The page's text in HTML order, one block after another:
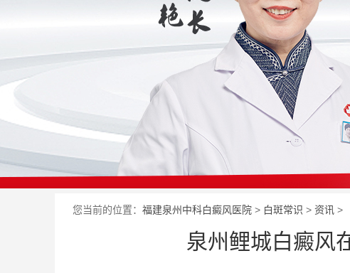
您当前的位置： 福建泉州中科白癜风医院 > 白斑常识 > 资讯 >
泉州鲤城白癜风